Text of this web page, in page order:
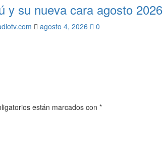
y su nueva cara agosto 2026
agosto 4, 2026 0
están marcados con *